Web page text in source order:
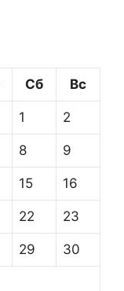
Сб Вс
1 2
8 9
15 16
22 23
29 30